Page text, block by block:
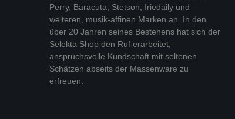
Perry, Baracuta, Stetson, Iriedaily und
weiteren, musik-affinen Marken an. In den
über 20 Jahren seines Bestehens hat sich der
Selekta Shop den Ruf erarbeitet,
anspruchsvolle Kundschaft mit seltenen
Schätzen abseits der Massenware zu
erfreuen.